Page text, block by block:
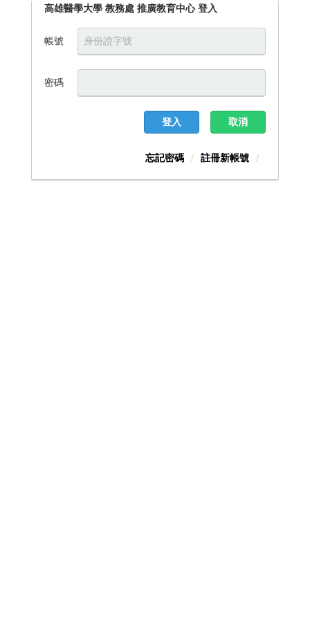
高雄醫學大學 教務處 推廣教育中心 登入
帳號
密碼
取消
登入
忘記密碼 註冊新帳號